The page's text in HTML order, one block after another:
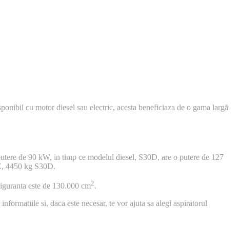
cu motor diesel sau electric, acesta beneficiaza de o gama largă
de 90 kW, in timp ce modelul diesel, S30D, are o putere de 127
4450 kg S30D.
este de 130.000 cm2.
si, daca este necesar, te vor ajuta sa alegi aspiratorul